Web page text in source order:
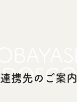
連携先のご案内